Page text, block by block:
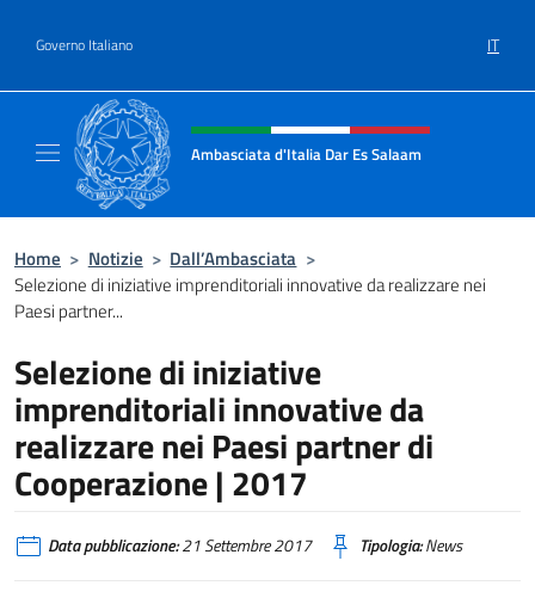
Governo Italiano IT
Intestazione sito, social e menù
Ambasciata d'Italia Dar Es Salaam
Home > Notizie > Dall’Ambasciata >
Selezione di iniziative imprenditoriali innovative da realizzare nei
Paesi partner...
Selezione di iniziative
imprenditoriali innovative da
realizzare nei Paesi partner di
Cooperazione | 2017
Data pubblicazione:21 Settembre 2017 Tipologia:News